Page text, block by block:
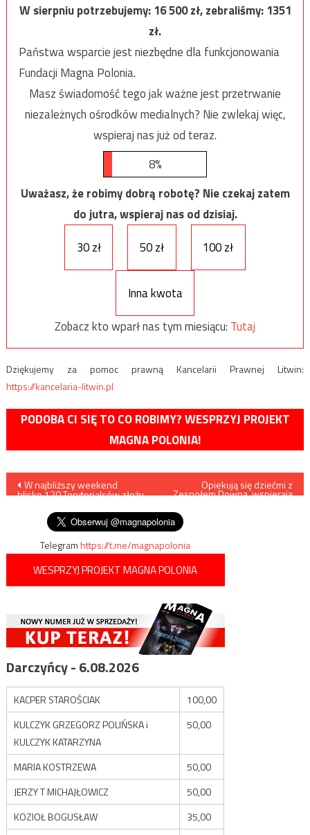
W sierpniu potrzebujemy:16 500zł, zebraliśmy:1351
zł.
Państwa wsparcie jest niezbędne dla funkcjonowania
Fundacji Magna Polonia.
Masz świadomość tego jak ważne jest przetrwanie
niezależnych ośrodków medialnych? Nie zwlekaj więc,
wspieraj nas już od teraz.
8%
Uważasz, że robimy dobrą robotę? Nie czekaj zatem
do jutra, wspieraj nas od dzisiaj.
30 zł
50 zł 100 zł
Inna kwota
Zobacz kto wparł nas tym miesiącu: Tutaj
Dziękujemy za pomoc prawną Kancelarii Prawnej Litwin:
https://kancelaria-litwin.pl
PODOBA CI SIĘ TO CO ROBIMY? WESPRZYJ PROJEKT
MAGNA POLONIA!
Nawigacja
wpisu
W najbliższy weekend
blisko 120 Terytorialsów złoży
Opiekują się dziećmi z
Zespołem Downa, wspierają
Telegramhttps://t.me/magnapolonia
WESPRZYJ PROJEKT MAGNA POLONIA
Darczyńcy - 6.08.2026
KACPER STAROŚCIAK
100,00
KULCZYK GRZEGORZ POLIŃSKA i
KULCZYK KATARZYNA
50,00
MARIA KOSTRZEWA
50,00
JERZY T MICHAJŁOWICZ
50,00
KOZIOŁ BOGUSŁAW
35,00